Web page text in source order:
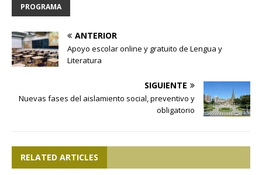
PROGRAMA
ANTERIOR
Apoyo escolar online y gratuito de Lengua y
Literatura
SIGUIENTE
Nuevas fases del aislamiento social, preventivo y
obligatorio
RELATED ARTICLES